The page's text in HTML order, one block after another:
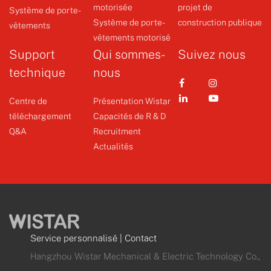
+ +
Système de porte-
vêtements
motorisée
Système de porte-
vêtements motorisé
projet de
construction publique
Support
technique
Centre de
téléchargement
Q&A
Qui sommes-
nous
Présentation Wistar
Capacités de R & D
Recruitment
Actualités
Suivez nous
Service personnalisé
Contact
Hangzhou Wistar Mechanical & Electric Technology Co.,